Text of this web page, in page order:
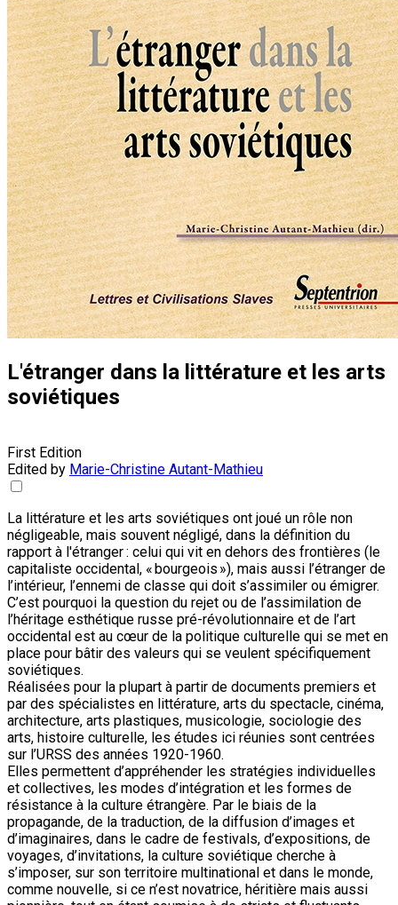
L'étranger dans la littérature et les arts
soviétiques
First Edition
Edited by Marie-Christine Autant-Mathieu
La littérature et les arts soviétiques ont joué un rôle non
négligeable, mais souvent négligé, dans la définition du
rapport à l'étranger : celui qui vit en dehors des frontières (le
capitaliste occidental, « bourgeois »), mais aussi l’étranger de
l’intérieur, l’ennemi de classe qui doit s’assimiler ou émigrer.
C’est pourquoi la question du rejet ou de l’assimilation de
l’héritage esthétique russe pré-révolutionnaire et de l’art
occidental est au cœur de la politique culturelle qui se met en
place pour bâtir des valeurs qui se veulent spécifiquement
soviétiques.
Réalisées pour la plupart à partir de documents premiers et
par des spécialistes en littérature, arts du spectacle, cinéma,
architecture, arts plastiques, musicologie, sociologie des
arts, histoire culturelle, les études ici réunies sont centrées
sur l’URSS des années 1920-1960.
Elles permettent d’appréhender les stratégies individuelles
et collectives, les modes d’intégration et les formes de
résistance à la culture étrangère. Par le biais de la
propagande, de la traduction, de la diffusion d’images et
d’imaginaires, dans le cadre de festivals, d’expositions, de
voyages, d’invitations, la culture soviétique cherche à
s’imposer, sur son territoire multinational et dans le monde,
comme nouvelle, si ce n’est novatrice, héritière mais aussi